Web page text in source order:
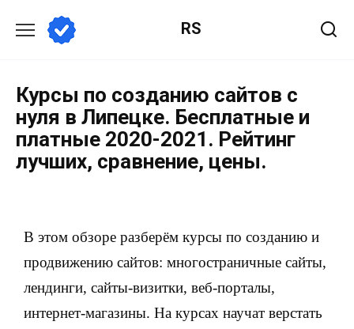
RS
Курсы по созданию сайтов с
нуля в Липецке. Бесплатные и
платные 2020-2021. Рейтинг
лучших, сравнение, цены.
В этом обзоре разберём курсы по созданию и
продвижению сайтов: многостраничные сайты,
лендинги, сайты-визитки, веб-порталы,
интернет-магазины. На курсах научат верстать